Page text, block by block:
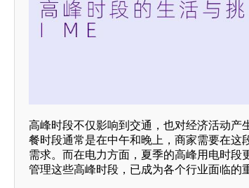
高峰时段不仅影响到交通，也对经济活动产
餐时段通常是在中午和晚上，商家需要在这
需求。而在电力方面，夏季的高峰用电时段
管理这些高峰时段，已成为各个行业面临的